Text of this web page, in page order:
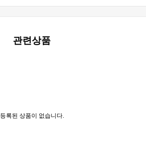
관련상품
등록된 상품이 없습니다.